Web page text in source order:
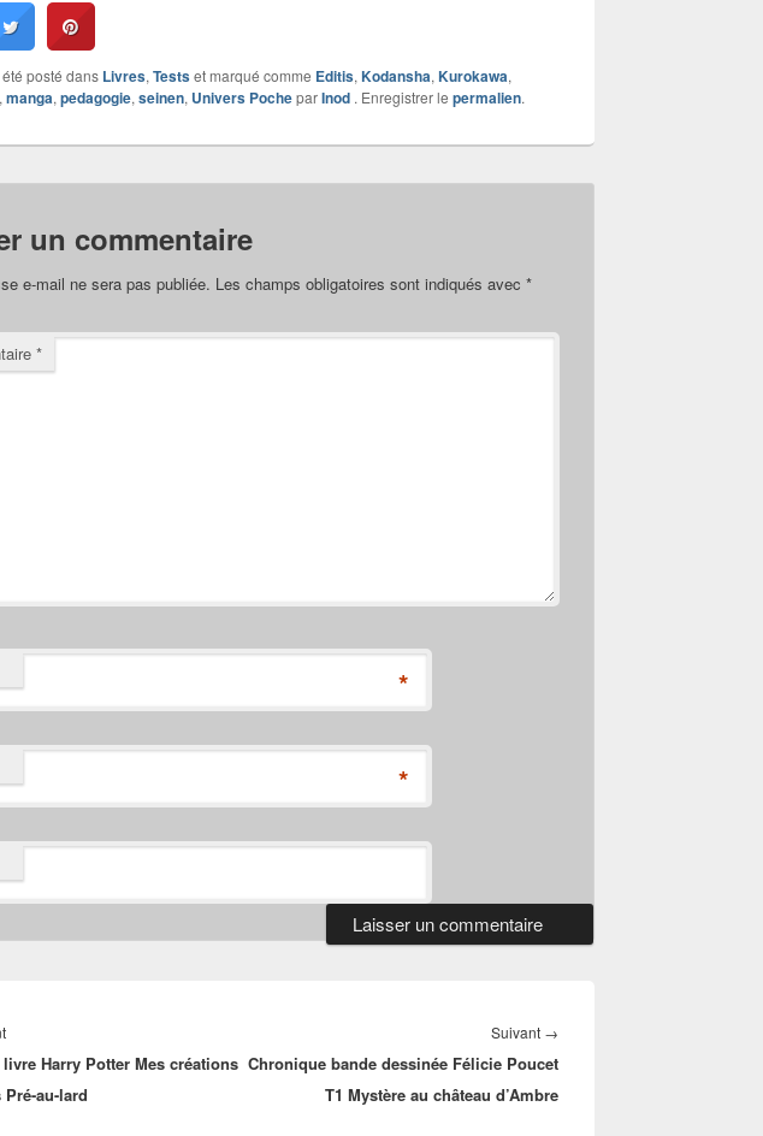
posté dans Livres, Testset marqué comme Editis, Kodansha, Kurokawa,
, manga, pedagogie, seinen, Univers PocheparInod . Enregistrer le permalien.
un commentaire
e-mail ne sera pas publiée. Les champs obligatoires sont indiqués avec *
*
*
*
Article
précédent :
Harry Potter Mes créations
au-lard
Suivant →
suivant :
Chronique bande dessinée Félicie Poucet
T1 Mystère au château d’Ambre